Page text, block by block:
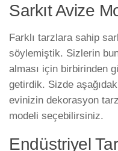
Sarkıt Avize
Farklı tarzlara sahip
söylemiştik. Sizlerin
alması için birbirinden
getirdik. Sizde
evinizin dekorasyon
modeli seçebilirsiniz.
Endüstriyel